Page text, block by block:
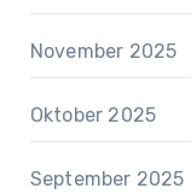
November 2025
Oktober 2025
September 2025